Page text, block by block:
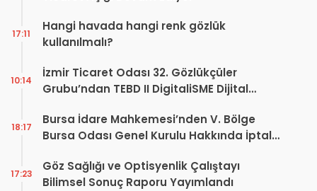
Hangi havada hangi renk gözlük
kullanılmalı?
17:11
İzmir Ticaret Odası 32. Gözlükçüler
Grubu’ndan TEBD II DigitaliSME Dijital
10:14
Bursa İdare Mahkemesi’nden V. Bölge
Bursa Odası Genel Kurulu Hakkında İptal
18:17
Göz Sağlığı ve Optisyenlik Çalıştayı
Bilimsel Sonuç Raporu Yayımlandı
17:23